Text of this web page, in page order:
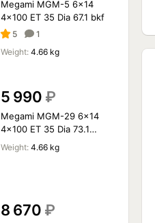
Megami MGM-5 6x14
4x100 ET 35 Dia 67.1 bkf
5
1
Weight: 4.66 kg
5 990 ₽
Megami MGM-29 6x14
4x100 ET 35 Dia 73.1
gmf
Weight: 4.66 kg
8 670 ₽